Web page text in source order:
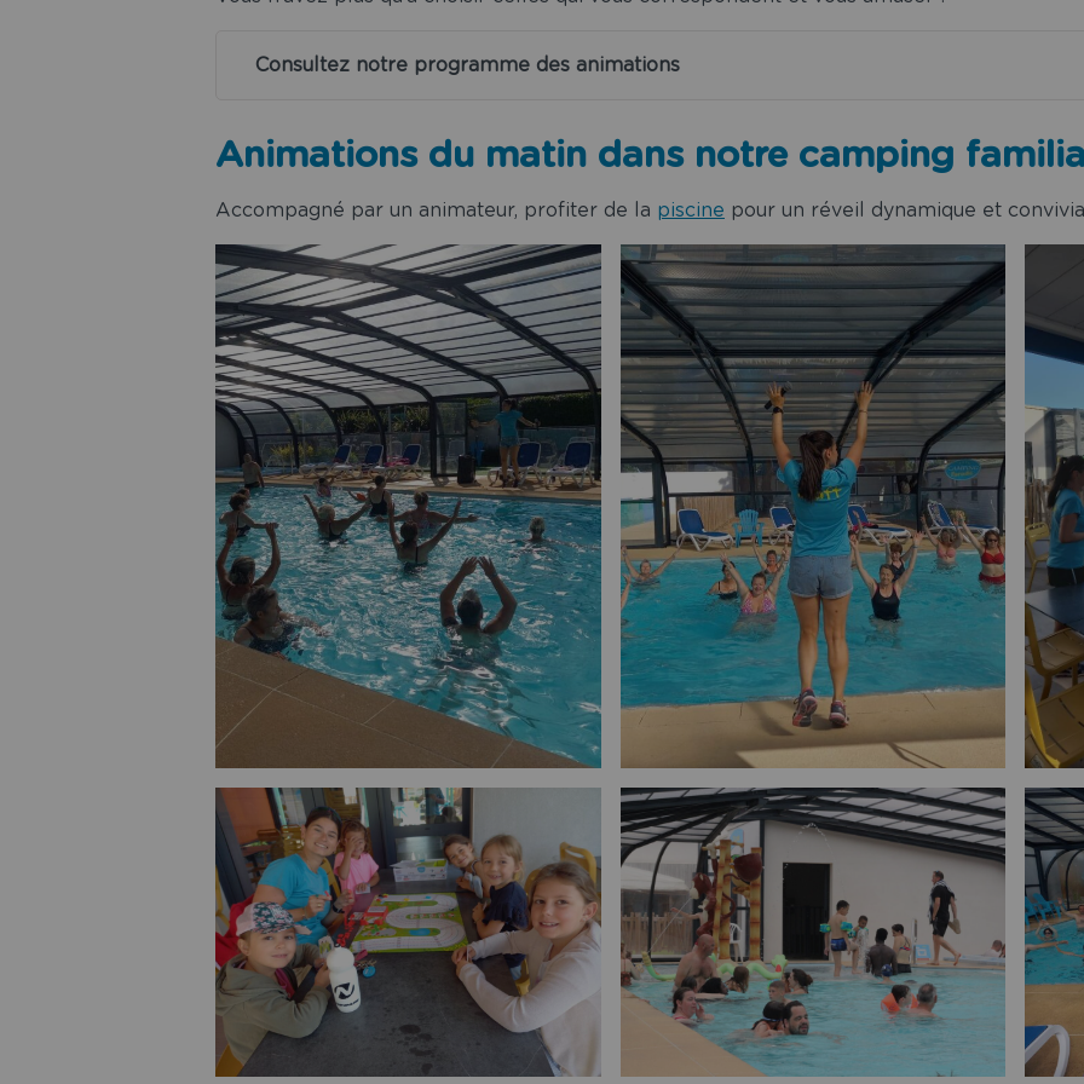
Consultez notre programme des animations
Animations du matin dans notre camping
Accompagné par un animateur, profiter de la piscine pour un réveil dynamique et